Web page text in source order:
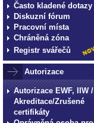
Často kladené dotazy
Diskuzní fórum
Pracovní místa
Chráněná zóna
Registr svářečů
Autorizace
Autorizace EWF, IIW /
Akreditace/Zrušené
certifikáty